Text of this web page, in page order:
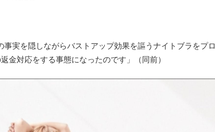
事実を隠しながらバストアップ効果を謳うナイトブラをプロ
金対応をする事態になったのです」（同前）